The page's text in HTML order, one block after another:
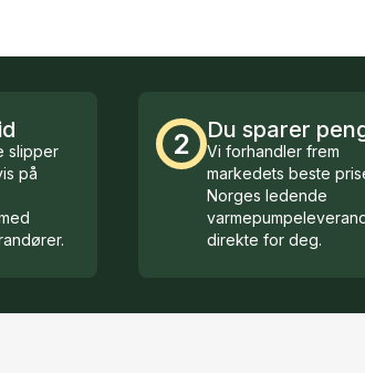
slipper
på
2 Du sparer
Vi forhandler frem
markedets beste
Norges ledende
direkte for deg.